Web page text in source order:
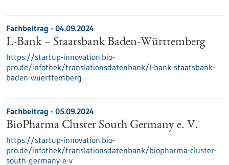
Fachbeitrag - 04.09.2024
L-Bank – Staatsbank Baden-Württemberg
https://startup-innovation.bio-
pro.de/infothek/translationsdatenbank/l-bank-staatsbank-
baden-wuerttemberg
Fachbeitrag - 05.09.2024
BioPharma Cluster South Germany e. V.
https://startup-innovation.bio-
pro.de/infothek/translationsdatenbank/biopharma-cluster-
south-germany-e-v